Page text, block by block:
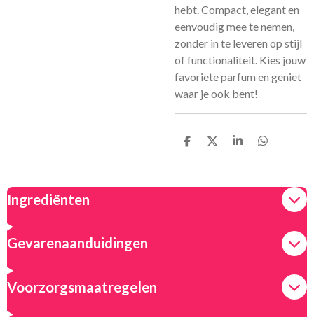
hebt. Compact, elegant en
eenvoudig mee te nemen,
zonder in te leveren op stijl
of functionaliteit. Kies jouw
favoriete parfum en geniet
waar je ook bent!
D
n
D
S
e
D
n
Ingrediënten
Gevarenaanduidingen
Voorzorgsmaatregelen